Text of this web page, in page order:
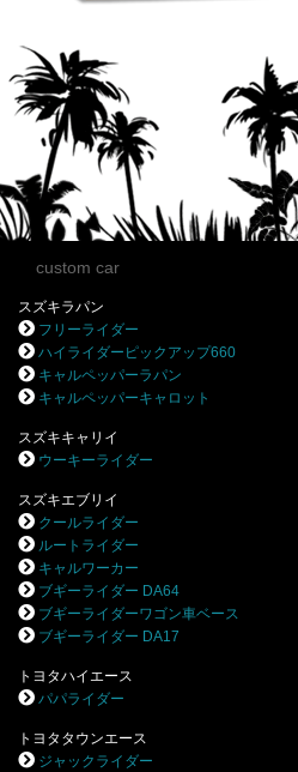
custom car
スズキラパン
フリーライダー
ハイライダーピックアップ660
キャルペッパーラパン
キャルペッパーキャロット
スズキキャリイ
ウーキーライダー
スズキエブリイ
クールライダー
ルートライダー
キャルワーカー
ブギーライダー DA64
ブギーライダーワゴン車ベース
ブギーライダー DA17
トヨタハイエース
パパライダー
トヨタタウンエース
ジャックライダー